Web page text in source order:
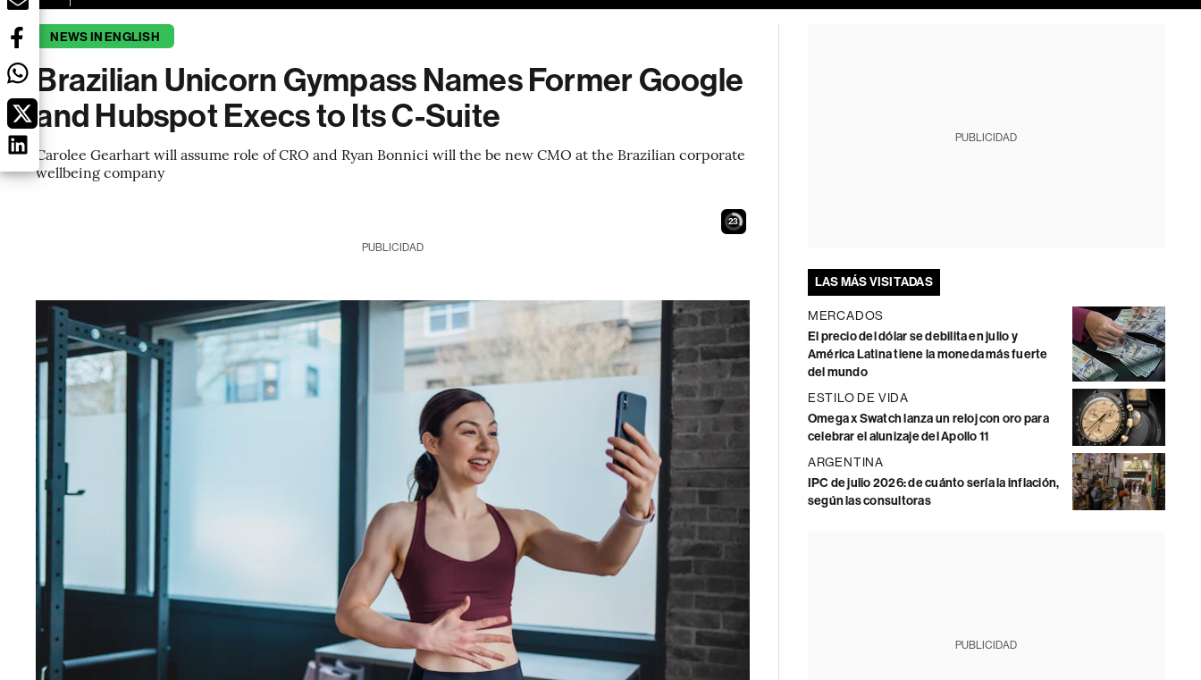
NEWS IN ENGLISH
Brazilian Unicorn Gympass Names Former Google
and Hubspot Execs to Its C-Suite
Carolee Gearhart will assume role of CRO and Ryan Bonnici will the be new CMO at the Brazilian corporate
wellbeing company
22
PUBLICIDAD
PUBLICIDAD
LAS MÁS VISITADAS
MERCADOS
El precio del dólar se debilita en julio y
América Latina tiene la moneda más fuerte
del mundo
ESTILO DE VIDA
Omega x Swatch lanza un reloj con oro para
celebrar el alunizaje del Apollo 11
ARGENTINA
IPC de julio 2026: de cuánto sería la inflación,
según las consultoras
PUBLICIDAD